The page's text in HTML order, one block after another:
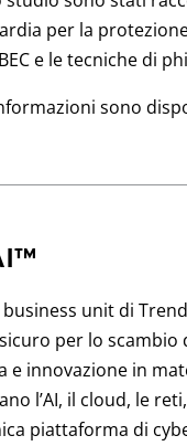
per la
e le tecniche di
sono
unit di
per lo
e innovazione in
l’AI, il cloud, le
piattaforma di